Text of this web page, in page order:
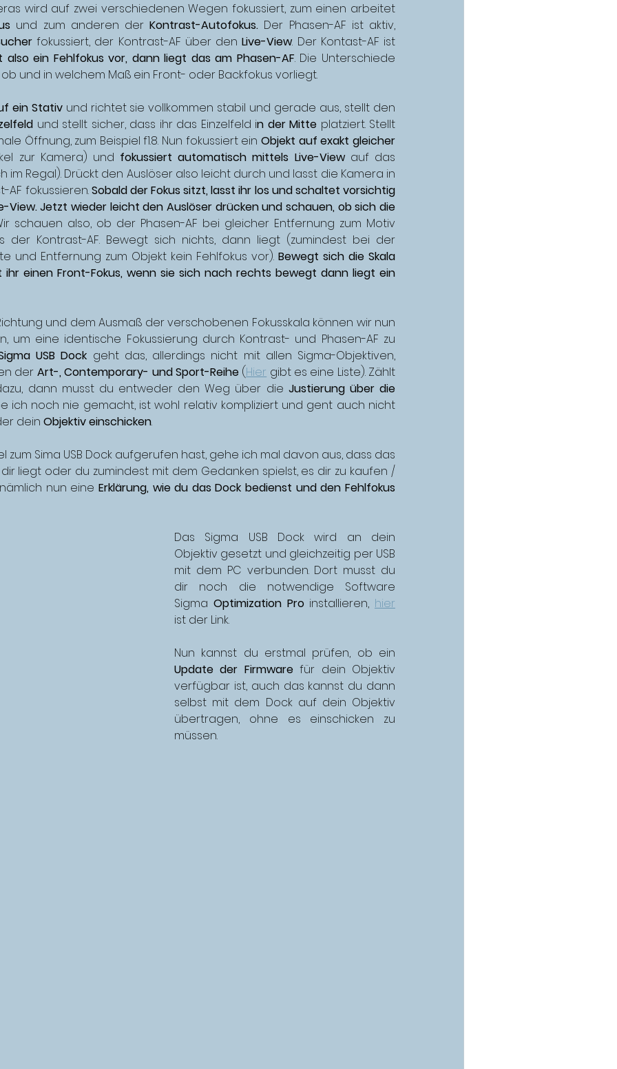
wird auf zwei verschiedenen Wegen fokussiert, zum einen arbeitet
und zum anderen der Kontrast-Autofokus. Der Phasen-AF ist aktiv,
fokussiert, der Kontrast-AF über den Live-View. Der Kontast-AF ist
also ein Fehlfokus vor, dann liegt das am Phasen-AF. Die Unterschiede
und in welchem Maß ein Front- oder Backfokus vorliegt.
ein Stativ und richtet sie vollkommen stabil und gerade aus, stellt den
und stellt sicher, dass ihr das Einzelfeld in der Mitte platziert. Stellt
Öffnung, zum Beispiel f1.8. Nun fokussiert ein Objekt auf exakt gleicher
zur Kamera) und fokussiert automatisch mittels Live-View auf das
im Regal). Drückt den Auslöser also leicht durch und lasst die Kamera in
AF fokussieren. Sobald der Fokus sitzt, lasst ihr los und schaltet vorsichtig
View. Jetzt wieder leicht den Auslöser drücken und schauen, ob sich die
schauen also, ob der Phasen-AF bei gleicher Entfernung zum Motiv
der Kontrast-AF. Bewegt sich nichts, dann liegt (zumindest bei der
und Entfernung zum Objekt kein Fehlfokus vor). Bewegt sich die Skala
ihr einen Front-Fokus, wenn sie sich nach rechts bewegt dann liegt ein
und dem Ausmaß der verschobenen Fokusskala können wir nun
um eine identische Fokussierung durch Kontrast- und Phasen-AF zu
USB Dock geht das, allerdings nicht mit allen Sigma-Objektiven,
der Art-, Contemporary- und Sport-Reihe (Hier gibt es eine Liste). Zählt
dann musst du entweder den Weg über die Justierung über die
ich noch nie gemacht, ist wohl relativ kompliziert und gent auch nicht
dein Objektiv einschicken.
zum Sima USB Dock aufgerufen hast, gehe ich mal davon aus, dass das
liegt oder du zumindest mit dem Gedanken spielst, es dir zu kaufen /
nun eine Erklärung, wie du das Dock bedienst und den Fehlfokus
Das Sigma USB Dock wird an dein
Objektiv gesetzt und gleichzeitig per USB
mit dem PC verbunden. Dort musst du
dir noch die notwendige Software
Sigma Optimization Pro installieren, hier
ist der Link.
Update der Firmware für dein Objektiv
verfügbar ist, auch das kannst du dann
selbst mit dem Dock auf dein Objektiv
übertragen, ohne es einschicken zu
müssen.